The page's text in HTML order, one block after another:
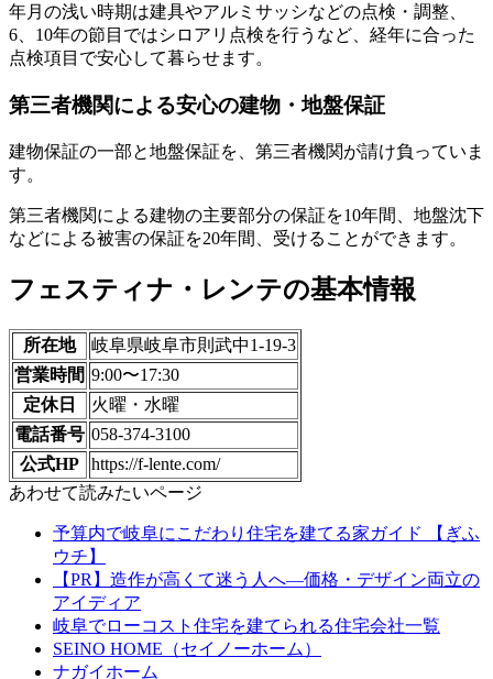
年月の浅い時期は建具やアルミサッシなどの点検・調整、
6、10年の節目ではシロアリ点検を行うなど、経年に合った
点検項目で安心して暮らせます。
第三者機関による安心の建物・地盤保証
建物保証の一部と地盤保証を、第三者機関が請け負っていま
す。
第三者機関による建物の主要部分の保証を10年間、 地盤沈下
などによる被害の保証を20年間
、受けることができます。
フェスティナ・レンテの基本情報
所在地
岐阜県岐阜市則武中1-19-3
営業時間 9:00〜17:30
定休日
火曜・水曜
電話番号 058-374-3100
公式HP
https://f-lente.com/
あわせて読みたいページ
予算内で岐阜にこだわり住宅を建てる家ガイド 【ぎふ
ウチ】
【PR】造作が高くて迷う人へ―価格・デザイン両立の
アイディア
岐阜でローコスト住宅を建てられる住宅会社一覧
SEINO HOME（セイノーホーム）
ナガイホーム